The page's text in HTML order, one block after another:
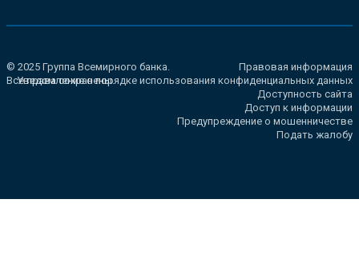
© 2025 Группа Всемирного банка.
Все права сохранены.
Правовая информация
Уведомление о порядке использования конфиденциальных данных
Доступность сайта
Доступ к информации
Предупреждение о мошенничестве
Подать жалобу